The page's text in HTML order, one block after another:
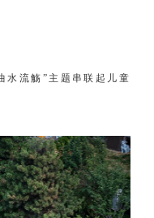
水流觞”主题串联起儿童